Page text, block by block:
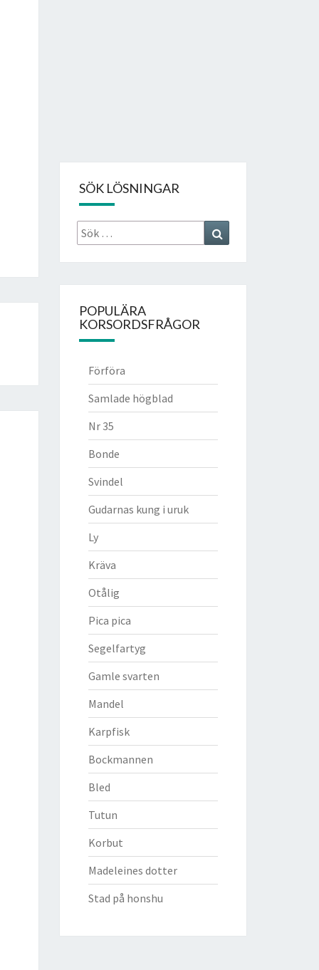
SÖK LÖSNINGAR
Sök
efter:
POPULÄRA
KORSORDSFRÅGOR
Förföra
Samlade högblad
Nr 35
Bonde
Svindel
Gudarnas kung i uruk
Ly
Kräva
Otålig
Pica pica
Segelfartyg
Gamle svarten
Mandel
Karpfisk
Bockmannen
Bled
Tutun
Korbut
Madeleines dotter
Stad på honshu